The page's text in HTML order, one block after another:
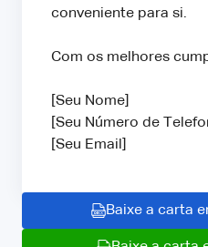
conveniente para si.
Com os melhores
[Seu Nome]
[Seu Número de
[Seu Email]
Baixe a carta